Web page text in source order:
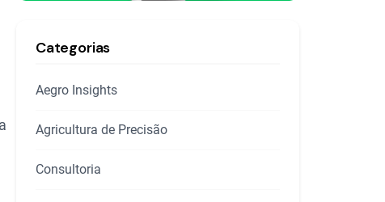
Categorias
Aegro Insights
Agricultura de Precisão
Consultoria